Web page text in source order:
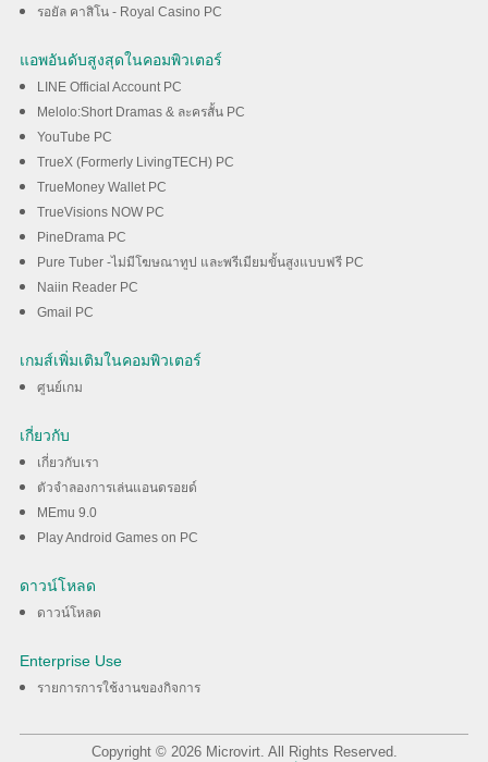
รอยัล คาสิโน - Royal Casino PC
แอพอันดับสูงสุดในคอมพิวเตอร์
LINE Official Account PC
Melolo:Short Dramas & ละครสั้น PC
YouTube PC
TrueX (Formerly LivingTECH) PC
TrueMoney Wallet PC
TrueVisions NOW PC
PineDrama PC
Pure Tuber -ไม่มีโฆษณาทูป และพรีเมียมขั้นสูงแบบฟรี PC
Naiin Reader PC
Gmail PC
เกมส์เพิ่มเติมในคอมพิวเตอร์
ศูนย์เกม
เกี่ยวกับ
เกี่ยวกับเรา
ตัวจำลองการเล่นแอนดรอยด์
MEmu 9.0
Play Android Games on PC
ดาวน์โหลด
ดาวน์โหลด
Enterprise Use
รายการการใช้งานของกิจการ
Copyright © 2026 Microvirt. All Rights Reserved.